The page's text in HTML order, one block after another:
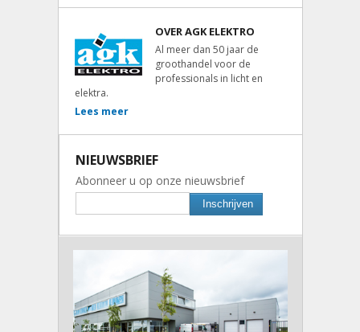
OVER AGK ELEKTRO
Al meer dan 50 jaar de
groothandel voor de
professionals in licht en
elektra.
Lees meer
NIEUWSBRIEF
Abonneer u op onze nieuwsbrief
Inschrijven